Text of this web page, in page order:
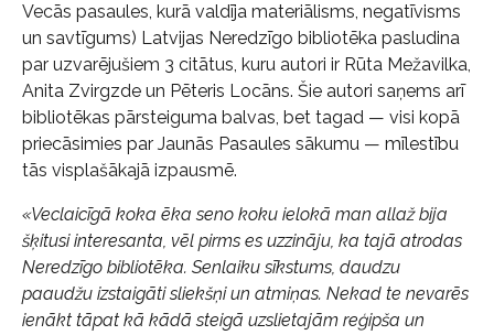
Vecās pasaules, kurā valdīja materiālisms, negatīvisms
un savtīgums) Latvijas Neredzīgo bibliotēka pasludina
par uzvarējušiem 3 citātus, kuru autori ir Rūta Mežavilka,
Anita Zvirgzde un Pēteris Locāns. Šie autori saņems arī
bibliotēkas pārsteiguma balvas, bet tagad — visi kopā
priecāsimies par Jaunās Pasaules sākumu — mīlestību
tās visplašākajā izpausmē.
«Veclaicīgā koka ēka seno koku ielokā man allaž bija
šķitusi interesanta, vēl pirms es uzzināju, ka tajā atrodas
Neredzīgo bibliotēka. Senlaiku sīkstums, daudzu
paaudžu izstaigāti sliekšņi un atmiņas. Nekad te nevarēs
ienākt tāpat kā kādā steigā uzslietajām reģipša un